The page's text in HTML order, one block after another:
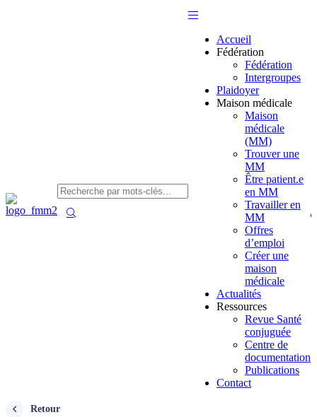
Accueil
Fédération
Fédération
Intergroupes
Plaidoyer
Maison médicale
Maison
médicale
(MM)
Trouver une
MM
Être patient.e
en MM
Travailler en
MM
Offres
d’emploi
Créer une
maison
médicale
Actualités
Ressources
Revue Santé
conjuguée
Centre de
documentation
Publications
Contact
Retour